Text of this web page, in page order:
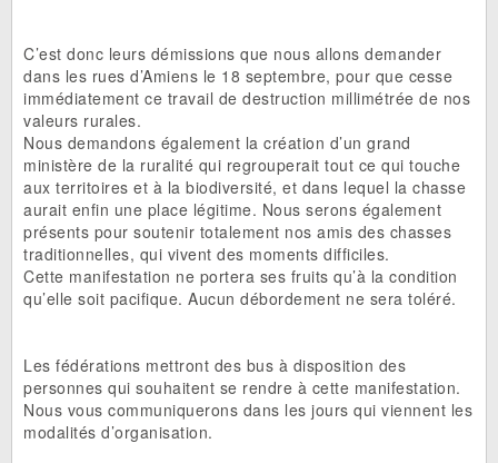
C’est donc leurs démissions que nous allons demander
dans les rues d’Amiens le 18 septembre, pour que cesse
immédiatement ce travail de destruction millimétrée de nos
valeurs rurales.
Nous demandons également la création d’un grand
ministère de la ruralité qui regrouperait tout ce qui touche
aux territoires et à la biodiversité, et dans lequel la chasse
aurait enfin une place légitime. Nous serons également
présents pour soutenir totalement nos amis des chasses
traditionnelles, qui vivent des moments difficiles.
Cette manifestation ne portera ses fruits qu’à la condition
qu’elle soit pacifique. Aucun débordement ne sera toléré.
Les fédérations mettront des bus à disposition des
personnes qui souhaitent se rendre à cette manifestation.
Nous vous communiquerons dans les jours qui viennent les
modalités d’organisation.